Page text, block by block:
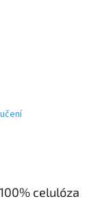
celulóza